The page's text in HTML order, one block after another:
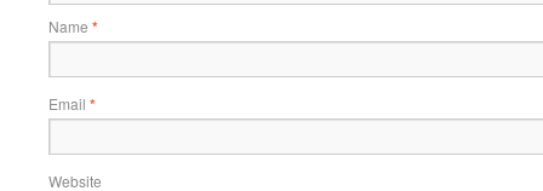
Name *
Email *
Website